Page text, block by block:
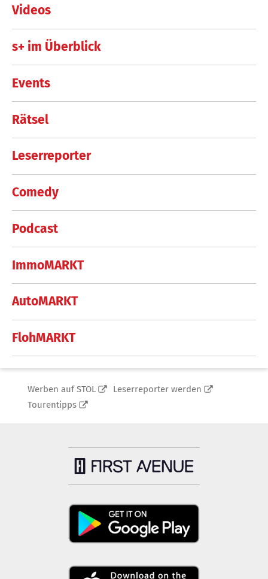
Videos
s+ im Überblick
Events
Rätsel
Leserreporter
Comedy
Podcast
ImmoMARKT
AutoMARKT
FlohMARKT
Werben auf STOL
Leserreporter werden
Tourentipps